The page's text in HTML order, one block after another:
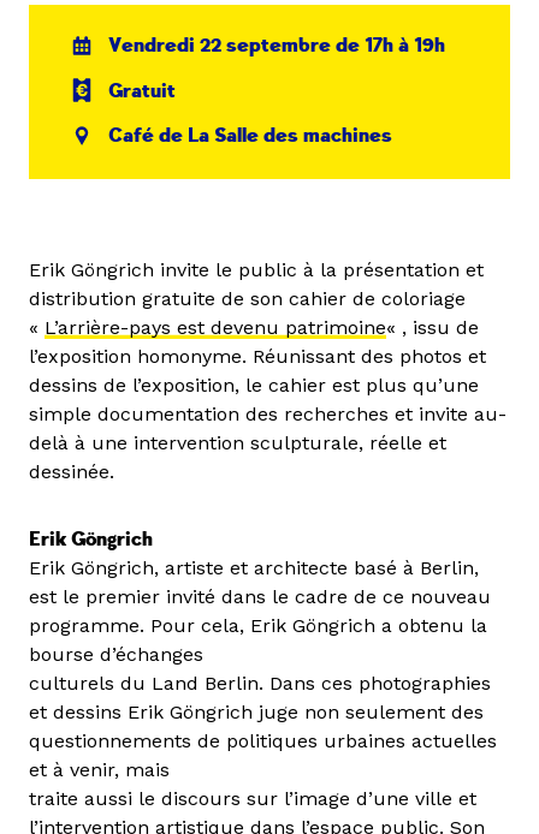
Vendredi 22 septembre de 17h à 19h
Gratuit
Café de La Salle des machines
Erik Göngrich invite le public à la présentation et
distribution gratuite de son cahier de coloriage
« L’arrière-pays est devenu patrimoine« , issu de
l’exposition homonyme. Réunissant des photos et
dessins de l’exposition, le cahier est plus qu’une
simple documentation des recherches et invite au-
delà à une intervention sculpturale, réelle et
dessinée.
Erik Göngrich
Erik Göngrich, artiste et architecte basé à Berlin,
est le premier invité dans le cadre de ce nouveau
programme. Pour cela, Erik Göngrich a obtenu la
bourse d’échanges
culturels du Land Berlin. Dans ces photographies
et dessins Erik Göngrich juge non seulement des
questionnements de politiques urbaines actuelles
et à venir, mais
traite aussi le discours sur l’image d’une ville et
l’intervention artistique dans l’espace public. Son